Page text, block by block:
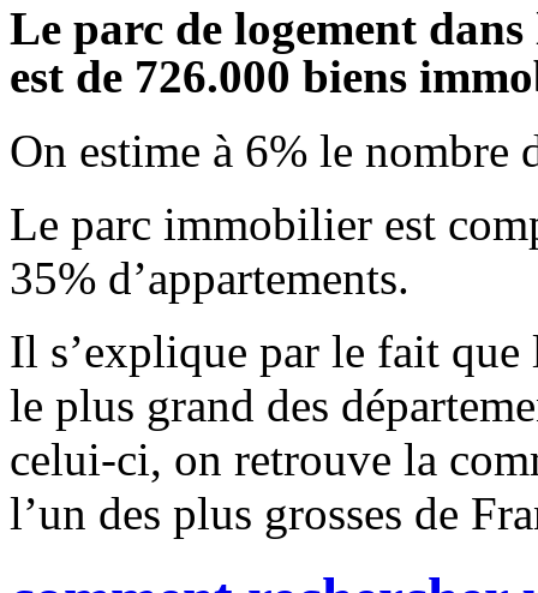
Le parc de logement
est de 726.000 biens
On estime à 6% le nombre
Le parc immobilier est
35% d’appartements.
Il s’explique par le fait que
le plus grand des
celui-ci, on retrouve la
l’un des plus grosses de